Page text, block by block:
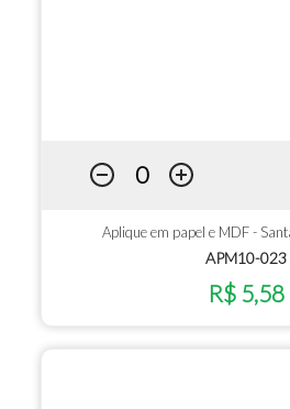
Aplique em papel e MDF -
APM10-023
R$ 5,58